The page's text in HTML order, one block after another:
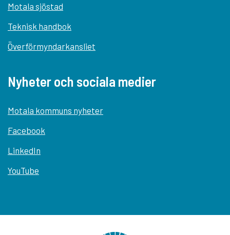
Motala sjöstad
Teknisk handbok
Överförmyndarkansliet
Nyheter och sociala medier
Motala kommuns nyheter
Facebook
LinkedIn
YouTube